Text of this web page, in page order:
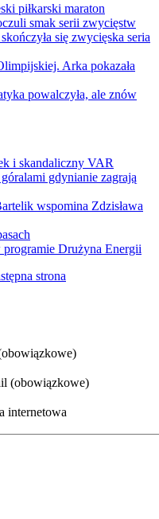
piłkarski maraton
smak serii zwycięstw
się zwycięska seria
Arka pokazała
powalczyła, ale znów
i skandaliczny VAR
gdynianie zagrają
wspomina Zdzisława
programie Drużyna Energii
strona
(obowiązkowe)
internetowa